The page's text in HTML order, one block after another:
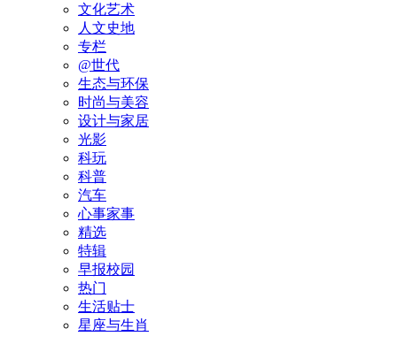
文化艺术
人文史地
专栏
@世代
生态与环保
时尚与美容
设计与家居
光影
科玩
科普
汽车
心事家事
精选
特辑
早报校园
热门
生活贴士
星座与生肖